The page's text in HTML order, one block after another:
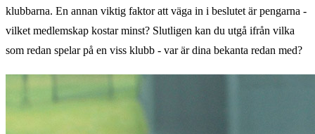
klubbarna. En annan viktig faktor att väga in i beslutet är pengarna -
vilket medlemskap kostar minst? Slutligen kan du utgå ifrån vilka
som redan spelar på en viss klubb - var är dina bekanta redan med?